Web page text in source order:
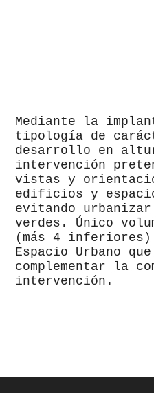
Mediante la
tipología de
desarrollo en
intervención
vistas y
edificios y
evitando
verdes. Único
(más 4
Espacio Urbano que
complementar la
intervención.